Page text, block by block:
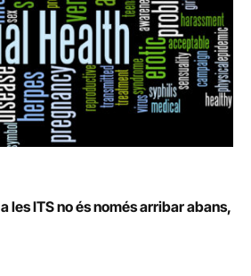
les ITS no és només arribar abans,